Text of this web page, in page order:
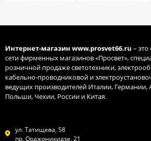
Интернет-магазин www.prosvet66.ru –
сети фирменных магазинов «Просвет»,
розничной продаже светотехники,
кабельно-проводниковой и
ведущих производителей Италии, Германии,
Польши, Чехии, России и Китая.
ул. Татищева, 58
пр. Орджоникидзе, 21